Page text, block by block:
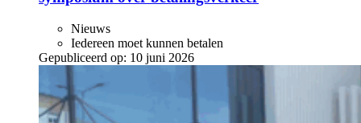
Nieuws
Iedereen moet kunnen betalen
Gepubliceerd op: 10 juni 2026